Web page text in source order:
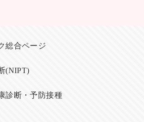
総合ページ
(NIPT)
診断・予防接種